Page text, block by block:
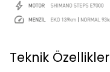
Teknik Özellikler